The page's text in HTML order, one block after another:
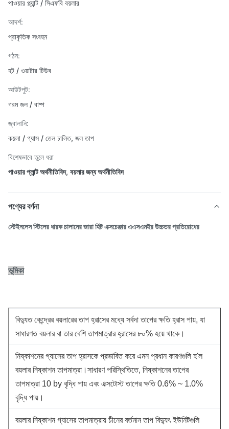
পাওয়ার প্ল্যান্ট / সিএফবি বয়লার
আদর্শ:
প্রাকৃতিক সংবহন
গঠন:
হট / ওয়াটার টিউব
আউটপুট:
গরম জল / বাষ্প
জ্বালানি:
কয়লা / গ্যাস / তেল চালিত, জল তাপ
বিশেষভাবে তুলে ধরা
পাওয়ার প্লান্ট অর্থনীতিবিদ, বয়লার জন্য অর্থনীতিবিদ
পণ্যের বর্ণনা
স্টেইনলেস স্টিলের ধারক চালানের জারা হিট এক্সচেঞ্জার এএসএমইর উচ্চতর প্রতিরোধের
ভূমিকা
বিদ্যুত কেন্দ্রের বয়লারের তাপ হ্রাসের মধ্যে সর্বদা তাপের ক্ষতি হ্রাস পায়, যা
সাধারণত বয়লার বা তার বেশি তাপমাত্রার হ্রাসের ৮০% হয়ে থাকে।
নিষ্কাশনের গ্যাসের তাপ হ্রাসকে প্রভাবিত করে এমন প্রধান কারণগুলি হ'ল
বয়লার নিষ্কাশন তাপমাত্রা।সাধারণ পরিস্থিতিতে, নিষ্কাশনের তাপের
তাপমাত্রা 10 by বৃদ্ধি পায় এবং এক্সটোস্ট তাপের ক্ষতি 0.6% ~ 1.0%
বৃদ্ধি পায়।
বয়লার নিষ্কাশন গ্যাসের তাপমাত্রায় চীনের বর্তমান তাপ বিদ্যুৎ ইউনিটগুলি